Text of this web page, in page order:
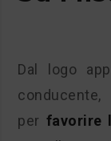
Dal logo
per favorire